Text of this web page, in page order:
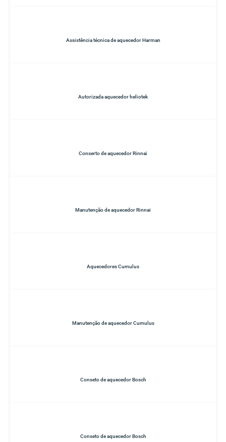
Assistência técnica de aquecedor Harman
Autorizada aquecedor heliotek
Conserto de aquecedor Rinnai
Manutenção de aquecedor Rinnai
Aquecedores Cumulus
Manutenção de aquecedor Cumulus
Conseto de aquecedor Bosch
Conseto de aquecedor Bosch